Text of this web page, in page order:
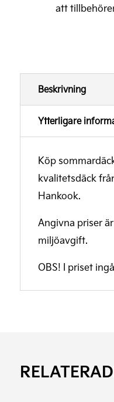
att
Beskrivning
Ytterligare
Köp
kvalitetsdäck
Hankook.
Angivna priser
miljöavgift.
OBS! I priset